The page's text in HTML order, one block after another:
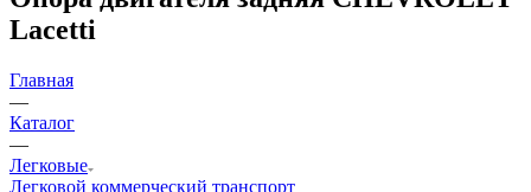
Lacetti
Главная
—
Каталог
—
Легковые
Легковой коммерческий транспорт